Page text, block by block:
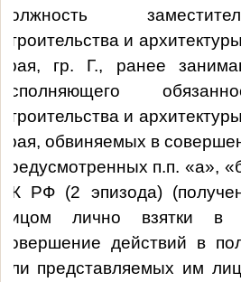
должность
строительства и
края, гр. Г., ранее
исполняющего
строительства и
края, обвиняемых в
предусмотренных п.п. «а»,
УК РФ (2 эпизода)
лицом лично взятки в
совершение действий в
или представляемых им